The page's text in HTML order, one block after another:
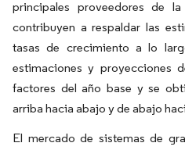
principales proveedores de
contribuyen a respaldar las
tasas de crecimiento a lo
estimaciones y proyecciones
factores del año base y se
arriba hacia abajo y de abajo
El mercado de sistemas de